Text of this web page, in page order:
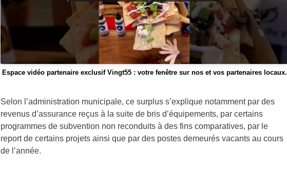
Espace vidéo partenaire exclusif Vingt55 : votre fenêtre sur nos et vos partenaires locaux.
Selon l’administration municipale, ce surplus s’explique notamment par des
revenus d’assurance reçus à la suite de bris d’équipements, par certains
programmes de subvention non reconduits à des fins comparatives, par le
report de certains projets ainsi que par des postes demeurés vacants au cours
de l’année.